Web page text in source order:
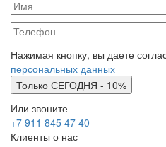
Нажимая кнопку, вы даете
персональных данных
Или звоните
+7 911 845 47 40
Клиенты о нас